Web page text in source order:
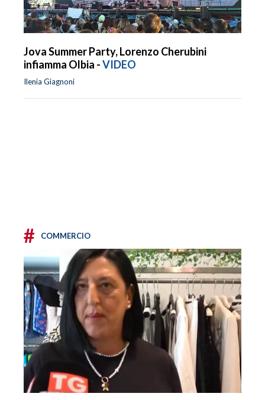
Jova Summer Party, Lorenzo Cherubini
infiamma Olbia -VIDEO
Ilenia Giagnoni
# COMMERCIO